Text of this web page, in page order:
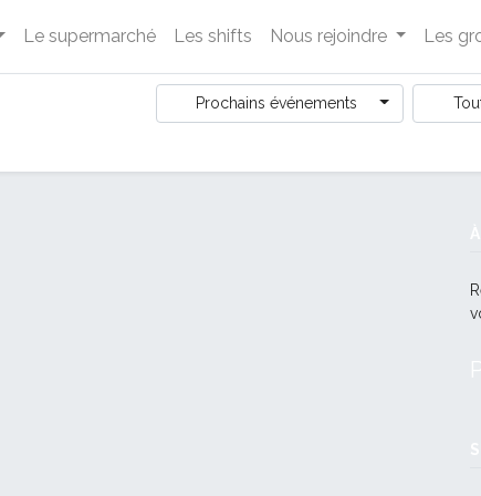
Le supermarché Les shifts Nous rejoindre Les
Prochains événements